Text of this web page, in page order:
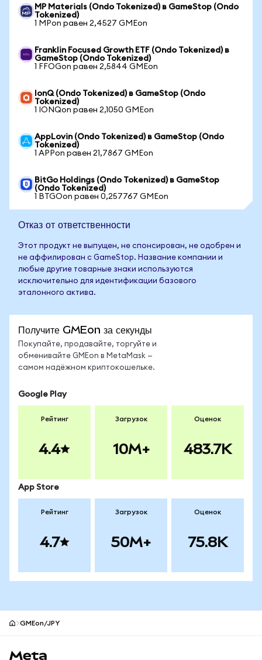
MP Materials (Ondo Tokenized) в GameStop (Ondo
Tokenized)
1 MPon равен 2,4527 GMEon
Franklin Focused Growth ETF (Ondo Tokenized) в
GameStop (Ondo Tokenized)
1 FFOGon равен 2,5844 GMEon
IonQ (Ondo Tokenized) в GameStop (Ondo
Tokenized)
1 IONQon равен 2,1050 GMEon
AppLovin (Ondo Tokenized) в GameStop (Ondo
Tokenized)
1 APPon равен 21,7867 GMEon
BitGo Holdings (Ondo Tokenized) в GameStop
(Ondo Tokenized)
1 BTGOon равен 0,257767 GMEon
Отказ от ответственности
Этот продукт не выпущен, не спонсирован, не одобрен и
не аффилирован с GameStop. Название компании и
любые другие товарные знаки используются
исключительно для идентификации базового
эталонного актива.
Получите GMEon за секунды
Покупайте, продавайте, торгуйте и
обменивайте GMEon в MetaMask —
самом надёжном криптокошельке.
Google Play
Рейтинг
4.4
Загрузок
10M+
Оценок
483.7K
App Store
Рейтинг
4.7
Загрузок
50M+
Оценок
75.8K
GMEon/JPY